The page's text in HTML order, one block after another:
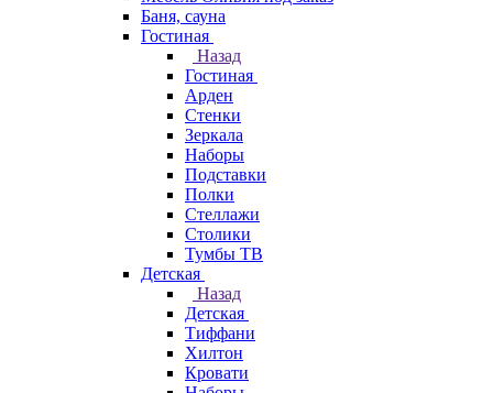
Баня, сауна
Гостиная
Назад
Гостиная
Арден
Стенки
Зеркала
Наборы
Подставки
Полки
Стеллажи
Столики
Тумбы ТВ
Детская
Назад
Детская
Тиффани
Хилтон
Кровати